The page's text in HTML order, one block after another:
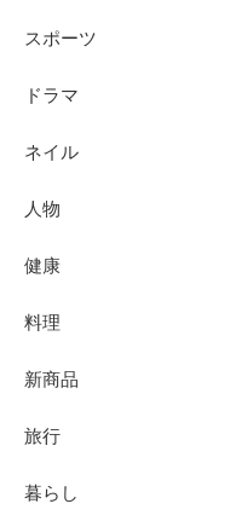
スポーツ
ドラマ
ネイル
人物
健康
料理
新商品
旅行
暮らし